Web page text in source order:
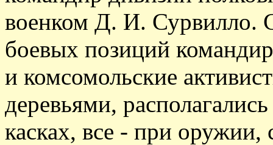
военком Д. И. Сурвилло.
боевых позиций
и комсомольские
деревьями,
касках, все - при оружии,